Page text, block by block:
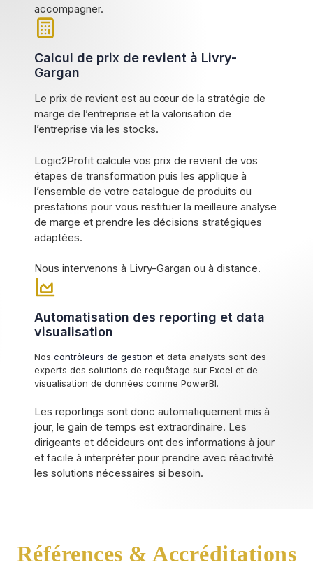
accompagner.
Calcul de prix de revient à Livry-
Gargan
Le prix de revient est au cœur de la stratégie de
marge de l’entreprise et la valorisation de
l’entreprise via les stocks.
Logic2Profit calcule vos prix de revient de vos
étapes de transformation puis les applique à
l’ensemble de votre catalogue de produits ou
prestations pour vous restituer la meilleure analyse
de marge et prendre les décisions stratégiques
adaptées.
Nous intervenons à Livry-Gargan ou à distance.
Automatisation des reporting et data
visualisation
Noscontrôleurs de gestion et data analysts sont des
experts des solutions de requêtage sur Excel et de
visualisation de données comme PowerBI.
Les reportings sont donc automatiquement mis à
jour, le gain de temps est extraordinaire. Les
dirigeants et décideurs ont des informations à jour
et facile à interpréter pour prendre avec réactivité
les solutions nécessaires si besoin.
Références & Accréditations